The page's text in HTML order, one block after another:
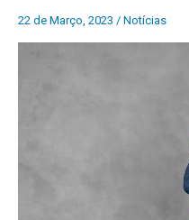
22 de Março, 2023 / Notícias